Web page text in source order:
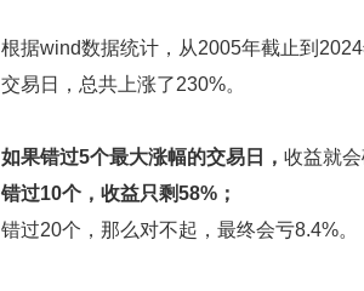
根据wind数据统计，从2005年截止到
交易日，总共上涨了230%。
如果错过5个最大涨幅的交易日， 收益就会
错过10个，收益只剩58%；
错过20个，那么对不起，最终会亏8.4%。